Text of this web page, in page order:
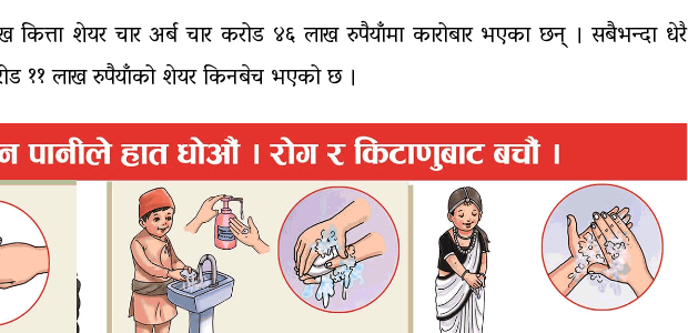
शेयर चार अर्ब चार करोड ४६ लाख रुपैयाँमा कारोबार भएका छन् । सबैभन्दा धेरै
११ लाख रुपैयाँको शेयर किनबेच भएको छ ।